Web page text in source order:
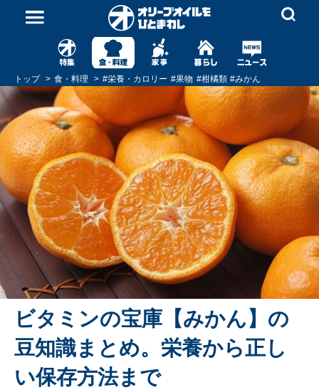
トップ 食・料理 #栄養・カロリー #果物 #柑橘類 #みかん
ビタミンの宝庫【みかん】の
豆知識まとめ。栄養から正し
い保存方法まで